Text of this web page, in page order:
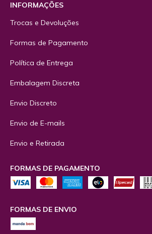
INFORMAÇÕES
Trocas e Devoluções
Formas de Pagamento
Política de Entrega
Embalagem Discreta
Envio Discreto
Envio de E-mails
Envio e Retirada
FORMAS DE PAGAMENTO
FORMAS DE ENVIO